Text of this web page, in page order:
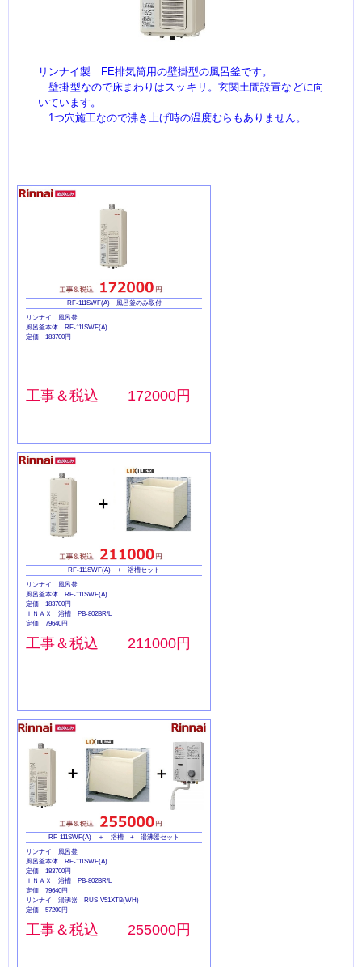
リンナイ製 FE排気筒用の壁掛型の風呂釜です。
壁掛型なので床まわりはスッキリ。玄関土間設置などに向
いています。
1つ穴施工なので沸き上げ時の温度むらもありません。
RF-111SWF(A) 風呂釜のみ取付
リンナイ 風呂釜
風呂釜本体 RF-111SWF(A)
定価 183700円
工事＆税込 172000円
RF-111SWF(A) + 浴槽セット
リンナイ 風呂釜
風呂釜本体 RF-111SWF(A)
定価 183700円
ＩＮＡＸ 浴槽 PB‐802BR/L
定価 79640円
工事＆税込 211000円
RF-111SWF(A) ＋ 浴槽 + 湯沸器セット
リンナイ 風呂釜
風呂釜本体 RF-111SWF(A)
定価 183700円
ＩＮＡＸ 浴槽 PB‐802BR/L
定価 79640円
リンナイ 湯沸器 RUS-V51XTB(WH)
定価 57200円
工事＆税込 255000円